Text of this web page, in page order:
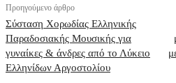
Προηγούμενο άρθρο
Σύσταση Χορωδίας Ελληνικής
Παραδοσιακής Μουσικής για
γυναίκες & άνδρες από το Λύκειο
Ελληνίδων Αργοστολίου